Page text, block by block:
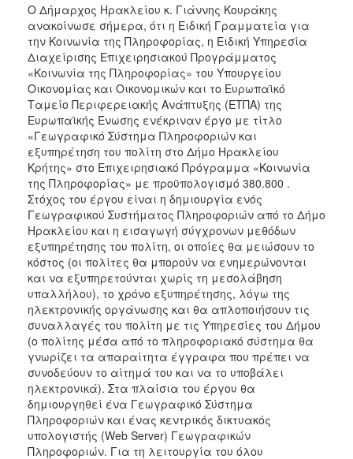
2012
2011
2010
2006
ΤΟΠΟΣ
ΠΟΛΙΤΙΣΜΟΣ
ΑΝΘΕΚΤΙΚΗ
ΠΟΛΗ
Ο Δήμαρχος Ηρακλείου κ. Γιάννης Κουράκης
ανακοίνωσε σήμερα, ότι η Ειδική Γραμματεία για
την Κοινωνία της Πληροφορίας, η Ειδική Υπηρεσία
Διαχείρισης Επιχειρησιακού Προγράμματος
«Κοινωνία της Πληροφορίας» του Υπουργείου
Οικονομίας και Οικονομικών και το Ευρωπαϊκό
Ταμείο Περιφερειακής Ανάπτυξης (ΕΤΠΑ) της
Ευρωπαϊκής Ένωσης ενέκριναν έργο με τίτλο
«Γεωγραφικό Σύστημα Πληροφοριών και
εξυπηρέτηση του πολίτη στο Δήμο Ηρακλείου
Κρήτης» στο Επιχειρησιακό Πρόγραμμα «Κοινωνία
της Πληροφορίας» με προϋπολογισμό 380.800 .
Στόχος του έργου είναι η δημιουργία ενός
Γεωγραφικού Συστήματος Πληροφοριών από το Δήμο
Ηρακλείου και η εισαγωγή σύγχρονων μεθόδων
εξυπηρέτησης του πολίτη, οι οποίες θα μειώσουν το
κόστος (οι πολίτες θα μπορούν να ενημερώνονται
και να εξυπηρετούνται χωρίς τη μεσολάβηση
υπαλλήλου), το χρόνο εξυπηρέτησης, λόγω της
ηλεκτρονικής οργάνωσης και θα απλοποιήσουν τις
συναλλαγές του πολίτη με τις Υπηρεσίες του Δήμου
(ο πολίτης μέσα από το πληροφοριακό σύστημα θα
γνωρίζει τα απαραίτητα έγγραφα που πρέπει να
συνοδεύουν το αίτημά του και να το υποβάλει
ηλεκτρονικά). Στα πλαίσια του έργου θα
δημιουργηθεί ένα Γεωγραφικό Σύστημα
Πληροφοριών και ένας κεντρικός δικτυακός
υπολογιστής (Web Server) Γεωγραφικών
Πληροφοριών. Για τη λειτουργία του όλου